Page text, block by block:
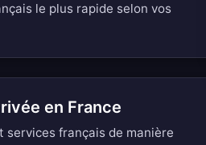
le plus rapide selon vos
en France
services français de manière